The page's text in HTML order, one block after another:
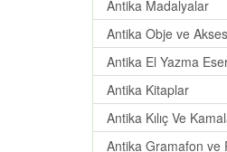
Antika Madalyalar
Antika Obje ve
Antika El Yazma
Antika Kitaplar
Antika Kılıç Ve
Antika Gramafon ve